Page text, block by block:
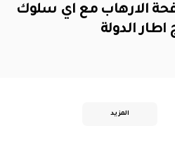
الارهاب مع اي سلوك
الدولة
المزيد